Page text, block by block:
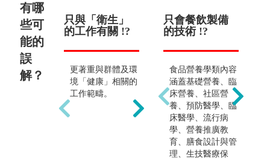
有哪
些可
能的
誤
解？
只與「衛生」
的工作有關 !?
更著重與群體及環
境「健康」相關的
工作範疇。
證照考試僅只
於環職衛相關
但亦涵蓋醫療管理
領域如醫務管理
師、健康保險管理
師。
只會餐飲製備
的技術 !?
食品營養學類內容
涵蓋基礎營養、臨
床營養、社區營
養、預防醫學、臨
床醫學、流行病
學、營養推廣教
育、膳食設計與管
理、生技醫療保